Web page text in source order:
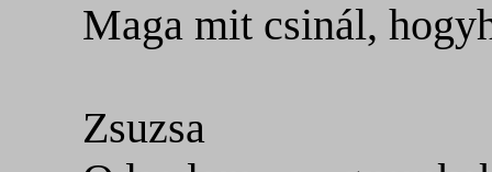
Maga mit csinál,
Zsuzsa